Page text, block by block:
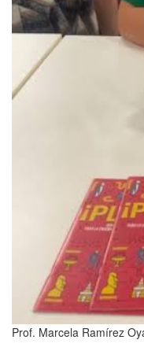
Prof. Marcela Ramírez